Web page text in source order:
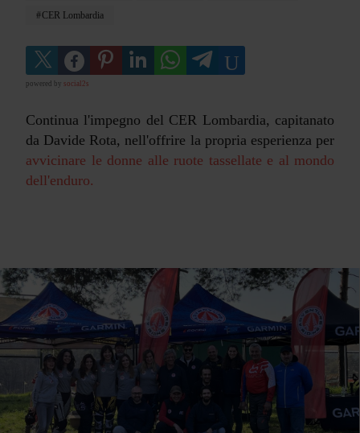
CER Lombardia
powered by social2s
Continua l'impegno del CER Lombardia, capitanato
da Davide Rota, nell'offrire la propria esperienza per
avvicinare le donne alle ruote tassellate e al mondo
dell'enduro.